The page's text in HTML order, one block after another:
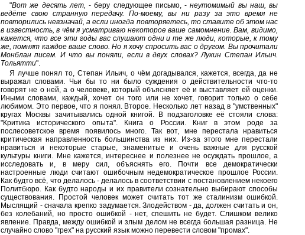
"Вот же десять лет, - беру следующее письмо, -неутомимый вы наш, вы
ведёте свою странную передачу. По-моему, вы ни разу за это время не
повторились невзначай, а если иногда повторяетесь, то ставите об этом нас
в известность, в чём я усматриваю некоторое ваше самомнение. Вам, видимо,
кажется, что все эти годы вас слушают одни и те же люди, которые, к тому
же, помнят каждое ваше слово. Но я хочу спросить вас о другом. Вы прочитали
Монблан писем. И что вы поняли, если в двух словах? Лукин Степан Ильич.
Тольятти".
Я лучше понял то, Степан Ильич, о чём догадывался, кажется, всегда, да не
выражал словами. Чьи бы то ни было суждения о действительности что-то
говорят не о ней, а о человеке, который объясняет её и выставляет ей оценки.
Иными словами, каждый, хочет он того или не хочет, говорит только о себе
любимом. Это первое, что я понял. Второе. Несколько лет назад в "умственных"
кругах Москвы зачитывались одной книгой. В подзаголовке её стояли слова:
"Критика исторического опыта". Книга о России. Книг в этом роде за
послесоветское время появилось много. Так вот, мне перестала нравиться
критическая направленность большинства из них. Из-за этого мне перестали
нравиться и некоторые старые, знаменитые и очень важные для русской
культуры книги. Мне кажется, интереснее и полезнее не осуждать прошлое, а
исследовать и, в меру сил, объяснять его. Почти все демократически
настроенные люди считают ошибочным недемократическое прошлое России.
Как будто всё, что делалось - делалось в соответствии с постановлением некоего
Политбюро. Как будто народы и их правители сознательно выбирают способы
существования. Простой человек может считать тот же сталинизм ошибкой.
Мыслящий - сначала крепко задумается. Злодейством - да, должен считать и он,
без колебаний, но просто ошибкой - нет, спешить не будет. Слишком велико
явление. Правда, между ошибкой и злым делом не всегда большая разница. Не
случайно слово "грех" на русский язык можно перевести словом "промах".